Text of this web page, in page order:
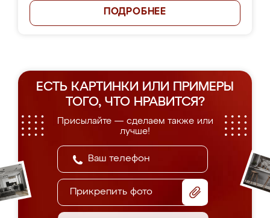
ПОДРОБНЕЕ
ЕСТЬ КАРТИНКИ ИЛИ ПРИМЕРЫ
ТОГО, ЧТО НРАВИТСЯ?
Присылайте — сделаем также или
лучше!
Прикрепить фото